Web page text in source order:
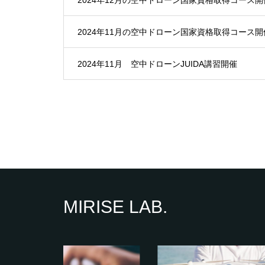
2024年11月の空中ドローン国家資格取得コース開
2024年11月 空中ドローンJUIDA講習開催
MIRISE LAB.